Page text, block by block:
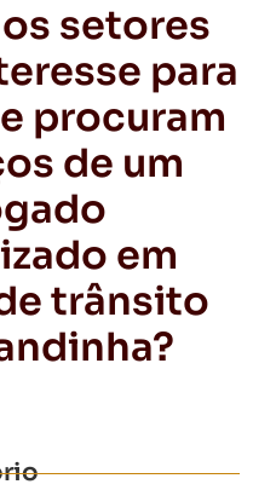
setores
para
procuram
de um
em
trânsito